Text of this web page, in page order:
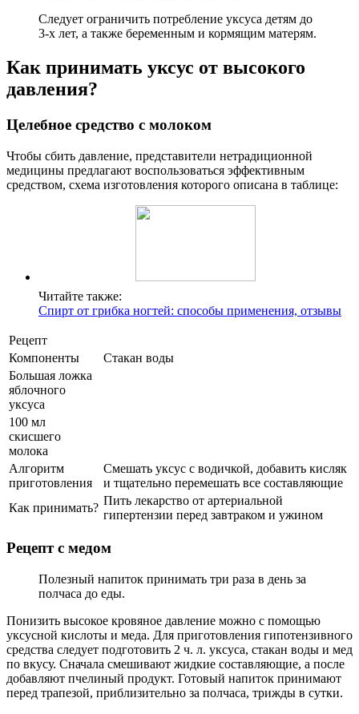
Следует ограничить потребление уксуса детям до
3-х лет, а также беременным и кормящим матерям.
Как принимать уксус от высокого
давления?
Целебное средство с молоком
Чтобы сбить давление, представители нетрадиционной
медицины предлагают воспользоваться эффективным
средством, схема изготовления которого описана в таблице:
Читайте также:
Спирт от грибка ногтей: способы применения, отзывы
Рецепт
Компоненты
Стакан воды
Большая ложка
яблочного
уксуса
100 мл
скисшего
молока
Алгоритм
приготовления
Смешать уксус с водичкой, добавить кисляк
и тщательно перемешать все составляющие
Как принимать?
Пить лекарство от артериальной
гипертензии перед завтраком и ужином
Рецепт с медом
Полезный напиток принимать три раза в день за
полчаса до еды.
Понизить высокое кровяное давление можно с помощью
уксусной кислоты и меда. Для приготовления гипотензивного
средства следует подготовить 2 ч. л. уксуса, стакан воды и мед
по вкусу. Сначала смешивают жидкие составляющие, а после
добавляют пчелиный продукт. Готовый напиток принимают
перед трапезой, приблизительно за полчаса, трижды в сутки.